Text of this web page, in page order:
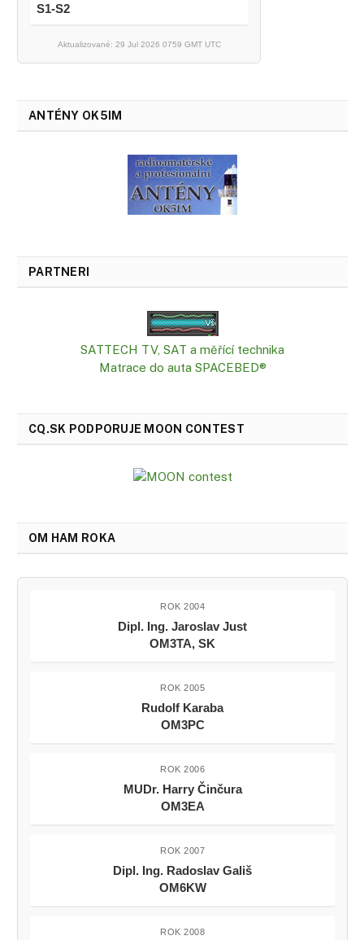
S1-S2
Aktualizované: 29 Jul 2026 0759 GMT UTC
ANTÉNY OK5IM
PARTNERI
SATTECH TV, SAT a měřící technika
Matrace do auta SPACEBED®
CQ.SK PODPORUJE MOON CONTEST
OM HAM ROKA
ROK 2004
Dipl. Ing. Jaroslav Just
OM3TA, SK
ROK 2005
Rudolf Karaba
OM3PC
ROK 2006
MUDr. Harry Činčura
OM3EA
ROK 2007
Dipl. Ing. Radoslav Gališ
OM6KW
ROK 2008